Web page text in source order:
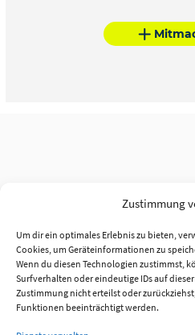
Zustimmung
Um dir ein optimales Erlebnis zu bieten,
Cookies, um Geräteinformationen zu
Wenn du diesen Technologien zustimmst,
Surfverhalten oder eindeutige IDs auf
Zustimmung nicht erteilst oder
Funktionen beeinträchtigt werden.